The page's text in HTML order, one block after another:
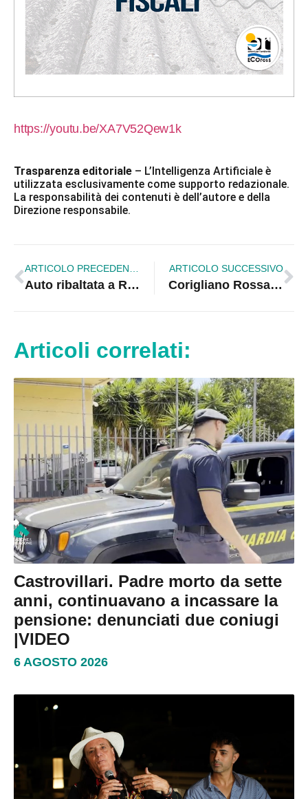
https://youtu.be/XA7V52Qew1k
Trasparenza editoriale – L’Intelligenza Artificiale è
utilizzata esclusivamente come supporto redazionale.
La responsabilità dei contenuti è dell’autore e della
Direzione responsabile.
ARTICOLO PRECEDENTE
Auto ribaltata a Rossano: paura per una giovane
ARTICOLO SUCCESSIVO
Corigliano Rossano, la CISL al fianco dei tirocinanti: «Serve un futuro stabile per i lavoratori»
Articoli correlati:
Castrovillari. Padre morto da sette
anni, continuavano a incassare la
pensione: denunciati due coniugi
|VIDEO
6 AGOSTO 2026